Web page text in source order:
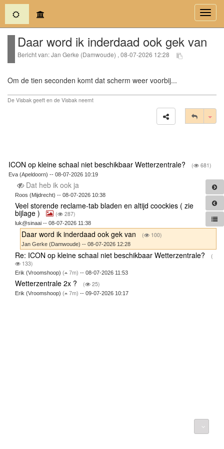
(current)
Daar word ik inderdaad ook gek van
Bericht van: Jan Gerke (Damwoude) , 08-07-2026 12:28
Om de tien seconden komt dat scherm weer voorbij...
De Visbak geeft en de Visbak neemt
ICON op kleine schaal niet beschikbaar Wetterzentrale? ( 681)
Eva (Apeldoorn) -- 08-07-2026 10:19
Dat heb ik ook ja
Roos (Mijdrecht) -- 08-07-2026 10:38
Veel storende reclame-tab bladen en altijd coockies ( zie
bijlage ) ( 287)
luk@sinaai -- 08-07-2026 11:38
Daar word ik inderdaad ook gek van ( 100)
Jan Gerke (Damwoude) -- 08-07-2026 12:28
Re: ICON op kleine schaal niet beschikbaar Wetterzentrale?
(
133)
Erik (Vroomshoop) ( 7m) -- 08-07-2026 11:53
Wetterzentrale 2x ? ( 25)
Erik (Vroomshoop) ( 7m) -- 09-07-2026 10:17